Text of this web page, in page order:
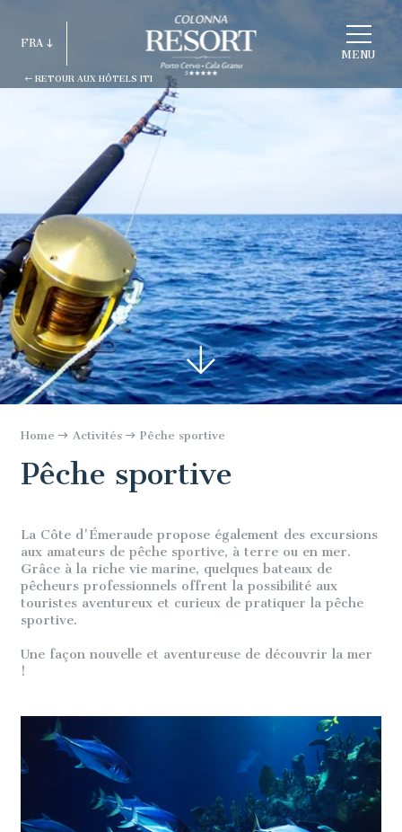
MENU
RETOUR AUX HÔTELS ITI
FRA
Home Activités Pêche sportive
Pêche sportive
La Côte d'Émeraude propose également des excursions
aux amateurs de pêche sportive, à terre ou en mer.
Grâce à la riche vie marine, quelques bateaux de
pêcheurs professionnels offrent la possibilité aux
touristes aventureux et curieux de pratiquer la pêche
sportive.
Une façon nouvelle et aventureuse de découvrir la mer
!